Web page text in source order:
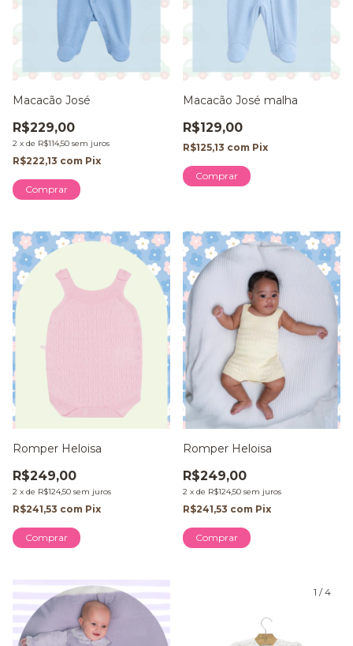
Macacão José
R$229,00
2 x de R$114,50 sem juros
R$222,13 com Pix
Comprar
Macacão José malha
R$129,00
R$125,13 com Pix
Comprar
Romper Heloisa
R$249,00
2 x de R$124,50 sem juros
R$241,53 com Pix
Comprar
Romper Heloisa
R$249,00
2 x de R$124,50 sem juros
R$241,53 com Pix
Comprar
1 /4